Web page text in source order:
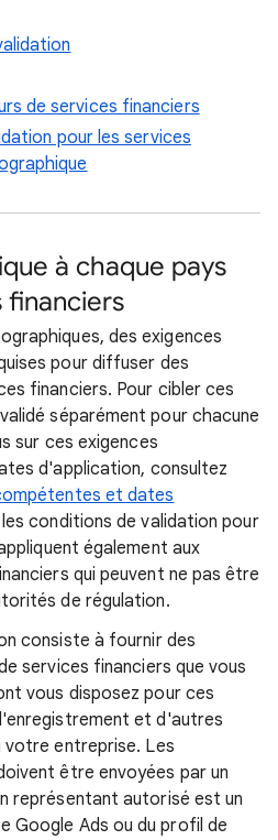
de services financiers
pour les services
à chaque pays
financiers
des exigences
pour diffuser des
financiers. Pour cibler ces
séparément pour chacune
sur ces exigences
d'application, consultez
et dates
conditions de validation pour
également aux
qui peuvent ne pas être
de régulation.
consiste à fournir des
services financiers que vous
vous disposez pour ces
et d'autres
entreprise. Les
être envoyées par un
représentant autorisé est un
Google Ads ou du profil de